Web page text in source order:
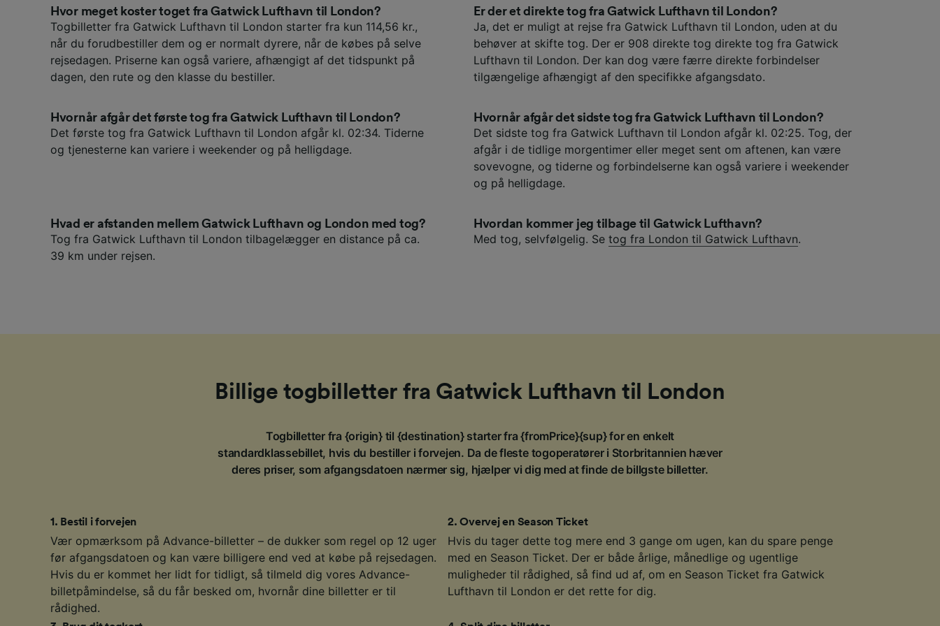
Hvor meget koster toget fra Gatwick Lufthavn til London?
Togbilletter fra Gatwick Lufthavn til London starter fra kun 114,56 kr.,
når du forudbestiller dem og er normalt dyrere, når de købes på selve
rejsedagen. Priserne kan også variere, afhængigt af det tidspunkt på
dagen, den rute og den klasse du bestiller.
Er der et direkte tog fra Gatwick Lufthavn til London?
Ja, det er muligt at rejse fra Gatwick Lufthavn til London, uden at du
behøver at skifte tog. Der er 908 direkte tog direkte tog fra Gatwick
Lufthavn til London. Der kan dog være færre direkte forbindelser
tilgængelige afhængigt af den specifikke afgangsdato.
Hvornår afgår det første tog fra Gatwick Lufthavn til London?
Det første tog fra Gatwick Lufthavn til London afgår kl. 02:34. Tiderne
og tjenesterne kan variere i weekender og på helligdage.
Hvornår afgår det sidste tog fra Gatwick Lufthavn til London?
Det sidste tog fra Gatwick Lufthavn til London afgår kl. 02:25. Tog, der
afgår i de tidlige morgentimer eller meget sent om aftenen, kan være
sovevogne, og tiderne og forbindelserne kan også variere i weekender
og på helligdage.
Hvad er afstanden mellem Gatwick Lufthavn og London med tog?
Tog fra Gatwick Lufthavn til London tilbagelægger en distance på ca.
39 km under rejsen.
Hvordan kommer jeg tilbage til Gatwick Lufthavn?
Med tog, selvfølgelig. Se tog fra London til Gatwick Lufthavn.
Billige togbilletter fra Gatwick Lufthavn til London
Togbilletter fra {origin} til {destination} starter fra {fromPrice}{sup} for en enkelt
standardklassebillet, hvis du bestiller i forvejen. Da de fleste togoperatører i Storbritannien hæver
deres priser, som afgangsdatoen nærmer sig, hjælper vi dig med at finde de billgste billetter.
1 . Bestil i forvejen
Vær opmærksom på Advance-billetter – de dukker som regel op 12 uger
før afgangsdatoen og kan være billigere end ved at købe på rejsedagen.
Hvis du er kommet her lidt for tidligt, så tilmeld dig vores Advance-
billetpåmindelse, så du får besked om, hvornår dine billetter er til
rådighed.
2.Overvej en Season Ticket
Hvis du tager dette tog mere end 3 gange om ugen, kan du spare penge
med en Season Ticket. Der er både årlige, månedlige og ugentlige
muligheder til rådighed, så find ud af, om en Season Ticket fra Gatwick
Lufthavn til London er det rette for dig.